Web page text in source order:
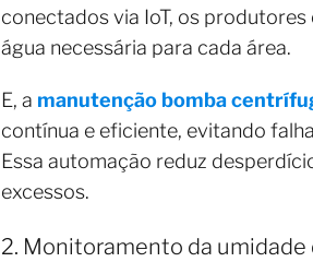
conectados via IoT, os
água necessária para cada área.
E, a manutenção bomba
contínua e eficiente, evitando
Essa automação reduz
excessos.
2. Monitoramento da